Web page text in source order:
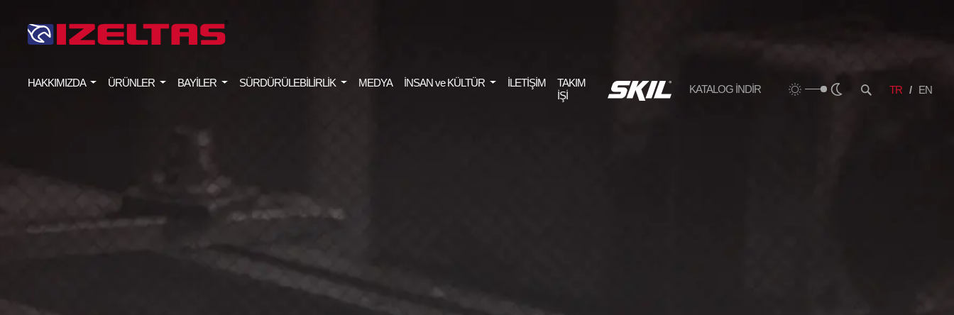
HAKKIMIZDA ÜRÜNLER BAYİLER SÜRDÜRÜLEBİLİRLİK MEDYA İNSAN ve KÜLTÜR İLETİŞİM
TAKIM
İŞİ
KATALOG İNDİR TR EN